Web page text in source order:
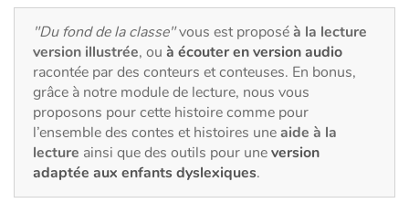
Art, espace, activité
Documentaires
En famille
Quotidien et loisirs
À l'école
"Du fond de la classe"vous est proposéà la lecture
version illustrée, ou à écouter en version audio
racontée par des conteurs et conteuses. En bonus,
grâce à notre module de lecture, nous vous
proposons pour cette histoire comme pour
l’ensemble des contes et histoires uneaide à la
lecture ainsi que des outils pour uneversion
adaptée aux enfants dyslexiques.